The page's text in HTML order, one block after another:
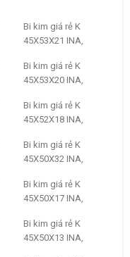
Bi kim giá rẻ K
45X53X21 INA,
Bi kim giá rẻ K
45X53X20 INA,
Bi kim giá rẻ K
45X52X18 INA,
Bi kim giá rẻ K
45X50X32 INA,
Bi kim giá rẻ K
45X50X17 INA,
Bi kim giá rẻ K
45X50X13 INA,